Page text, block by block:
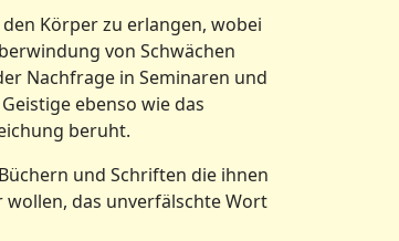
Körper zu erlangen, wobei
von Schwächen
Nachfrage in Seminaren und
ebenso wie das
beruht.
und Schriften die ihnen
das unverfälschte Wort